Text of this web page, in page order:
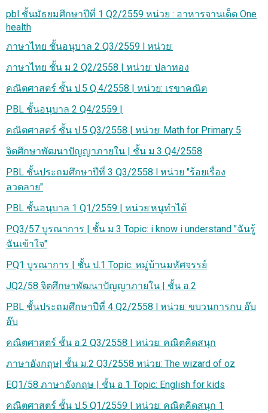
pbl ชั้นมัธยมศึกษาปีที่ 1 Q2/2559 หน่วย : อาหารจานเด็ด One
health
ภาษาไทย ชั้นอนุบาล 2 Q3/2559 l หน่วย:
ภาษาไทย ชั้น ม.2 Q2/2558 | หน่วย: ปลาทอง
คณิตศาสตร์ ชั้น ป.5 Q.4/2558 | หน่วย: เรขาคณิต
PBL ชั้นอนุบาล 2 Q4/2559 |
คณิตศาสตร์ ชั้น ป.5 Q3/2558 | หน่วย: Math for Primary 5
จิตศึกษาพัฒนาปัญญาภายใน | ชั้น ม.3 Q4/2558
PBL ชั้นประถมศึกษาปีที่ 3 Q3/2558 l หน่วย "ร้อยเรื่อง
ลวดลาย"
PBL ชั้นอนุบาล 1 Q1/2559 | หน่วย:หนูทำได้
PQ3/57 บูรณาการ | ชั้น ม.3 Topic: i know i understand "ฉันรู้
ฉันเข้าใจ"
PQ1 บูรณาการ | ชั้น ป.1 Topic: หมู่บ้านมหัศจรรย์
JQ2/58 จิตศึกษาพัฒนาปัญญาภายใน | ชั้น อ.2
PBL ชั้นประถมศึกษาปีที่ 4 Q2/2558 l หน่วย: ขบวนการกบ อ๊บ
อ๊บ
คณิตศาสตร์ ชั้น อ.2 Q3/2558 | หน่วย: คณิตคิดสนุก
ภาษาอังกฤษ| ชั้น ม.2 Q3/2558 หน่วย: The wizard of oz
EQ1/58 ภาษาอังกฤษ | ชั้น อ.1 Topic: English for kids
คณิตศาสตร์ ชั้น ป.5 Q1/2559 | หน่วย: คณิตคิดสนุก 1